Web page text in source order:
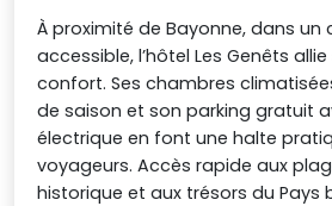
À proximité de Bayonne, dans un
accessible, l’hôtel Les Genêts
confort. Ses chambres
de saison et son parking gratuit
électrique en font une halte
voyageurs. Accès rapide aux
historique et aux trésors du Pays